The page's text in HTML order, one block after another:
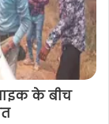
के बीच